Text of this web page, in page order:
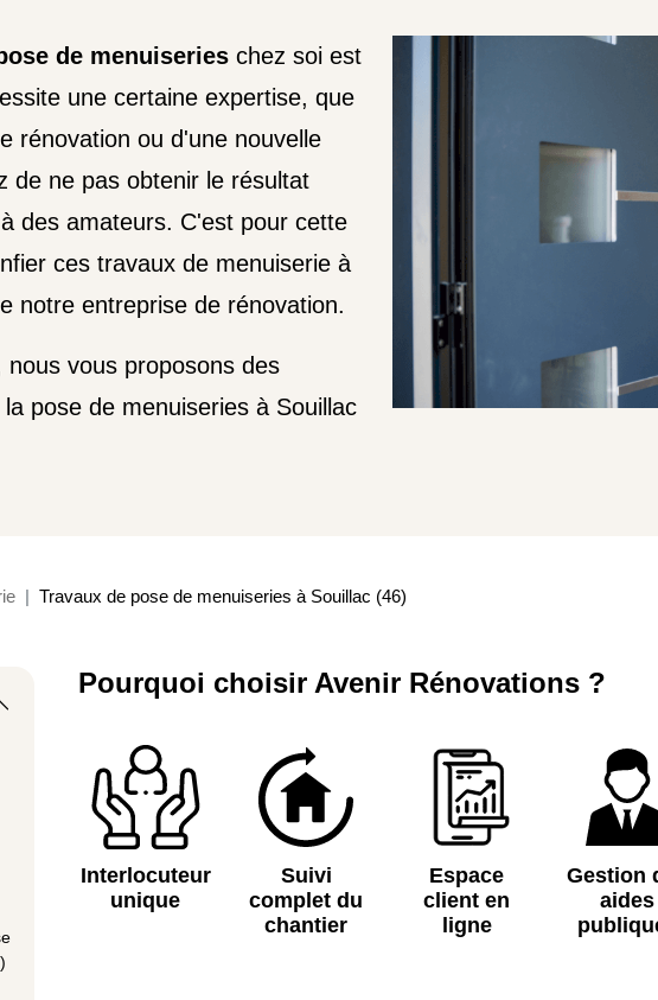
de menuiseries chez soi est
une certaine expertise, que
rénovation ou d'une nouvelle
de ne pas obtenir le résultat
des amateurs. C'est pour cette
ces travaux de menuiserie à
notre entreprise de rénovation.
nous vous proposons des
la pose de menuiseries à Souillac
Travaux de pose de menuiseries à Souillac (46)
Pourquoi choisir Avenir Rénovations ?
Interlocuteur
unique
Suivi
complet du
chantier
Espace
client en
ligne
Gestion
aides